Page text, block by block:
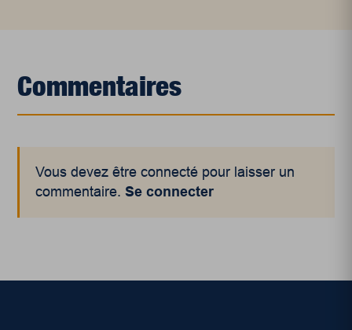
Commentaires
Vous devez être connecté pour laisser un
commentaire.Se connecter